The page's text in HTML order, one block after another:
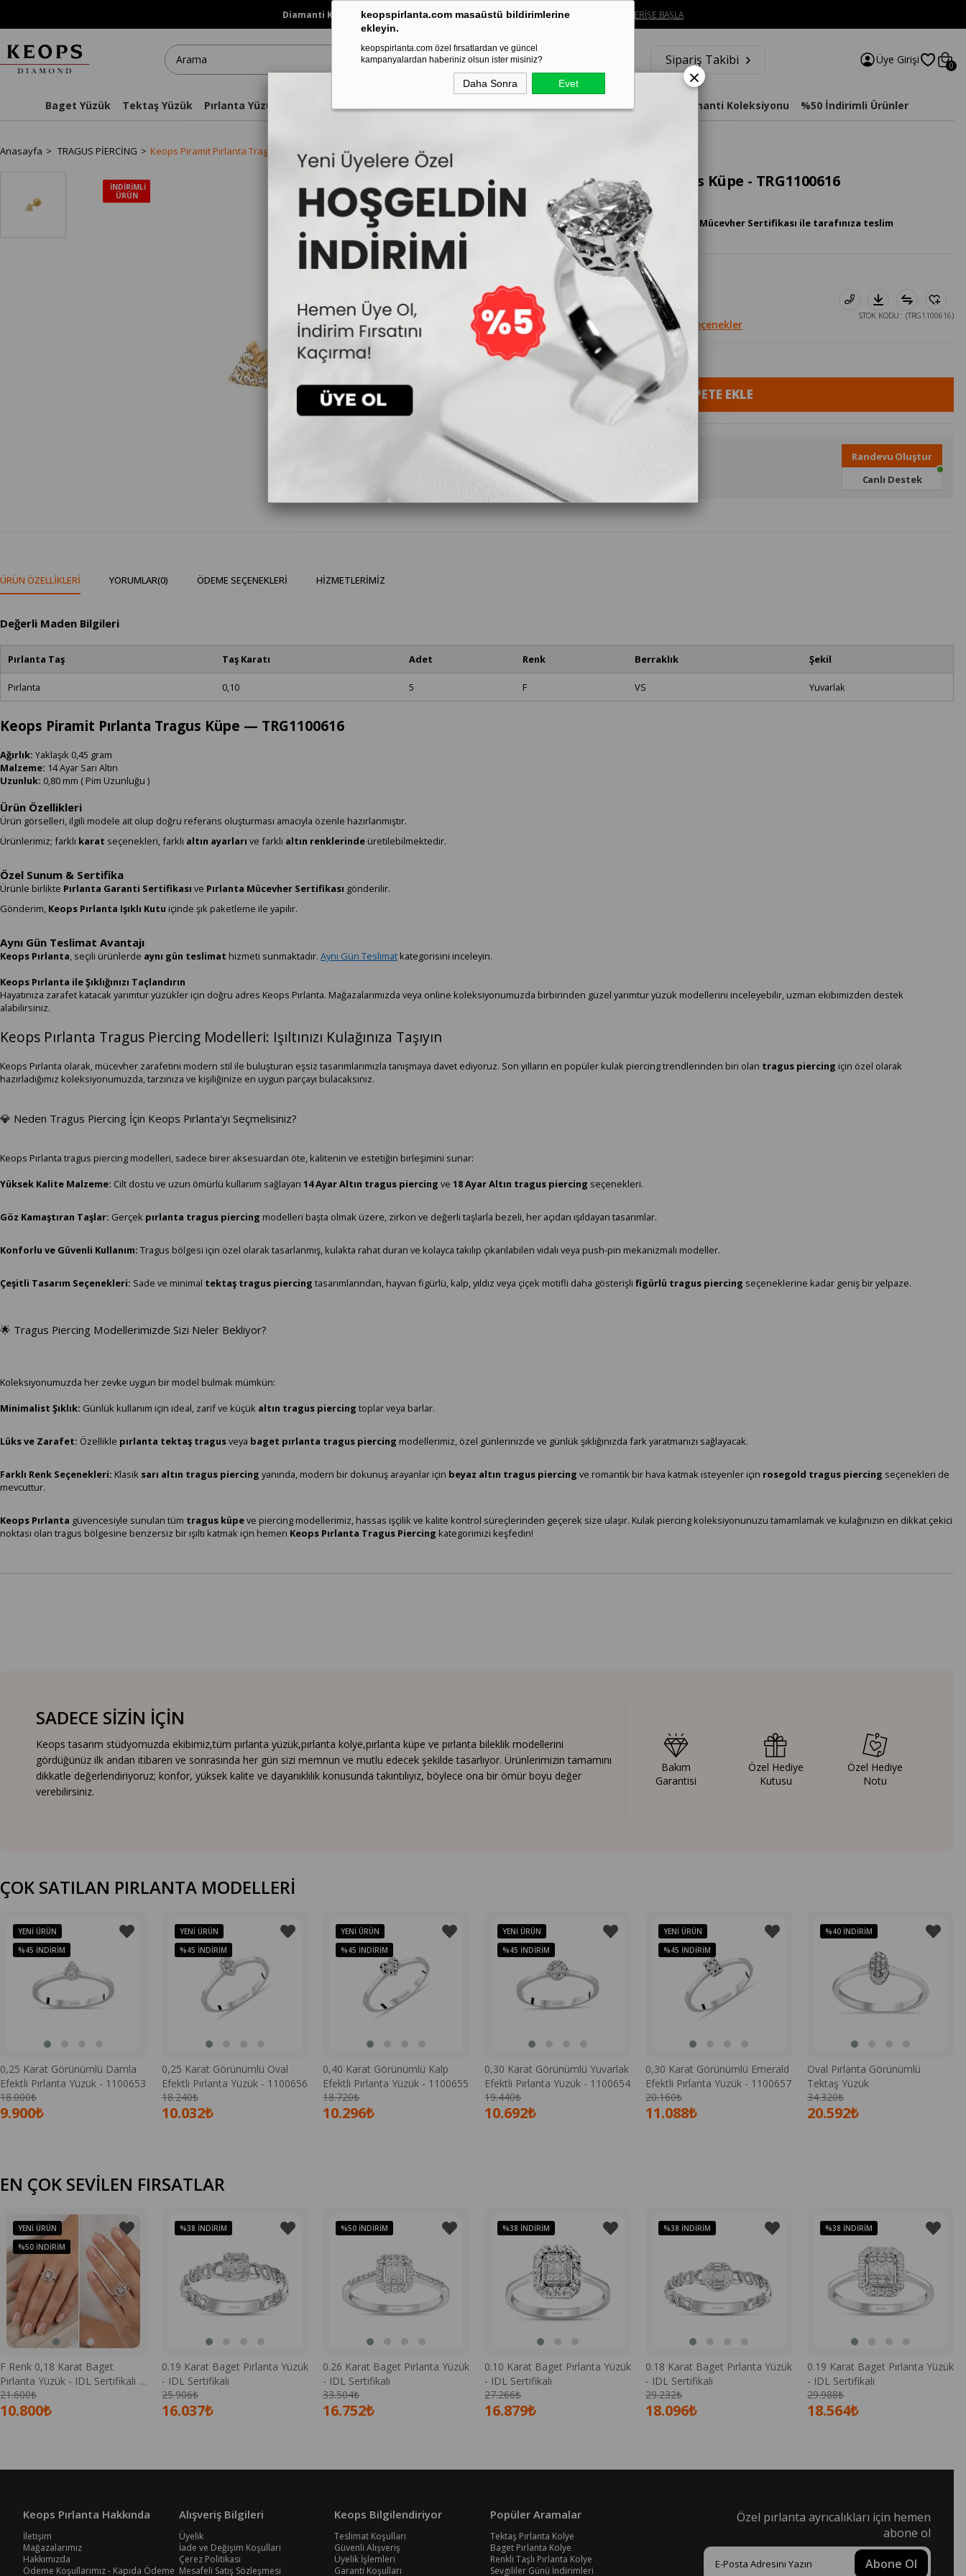
keopspirlanta.com masaüstü bildirimlerine
ekleyin.
keopspirlanta.com özel fırsatlardan ve güncel
kampanyalardan haberiniz olsun ister misiniz?
Daha Sonra Evet
Diamanti Koleksiyonunda %40’a Varan İndirim!Sınırlı süreli bu fırsatı kaçırma. ALIŞVERİŞE BAŞLA
Sipariş Takibi Üye Girişi 0
Baget Yüzük Tektaş Yüzük Pırlanta Yüzükler Aynı Gün Teslimat Diamanti Koleksiyonu %50 İndirimli Ürünler
Anasayfa TRAGUS PİERCİNG Keops Piramit Pırlanta Tragus Küpe - TRG1100616
İNDIRIMLI
ÜRÜN
Keops Piramit Pırlanta Tragus Küpe - TRG1100616
İncelemekte olduğunuz model,Keops Pırlanta Mücevher Sertifikası ile tarafınıza teslim
13.010₺
35
4.337₺ `den başlayan taksitlerle Diğer Seçenekler
(TRG1100616)
STOK KODU
Randevu Oluştur
Canlı Destek
ÜRÜN ÖZELLIKLERI YORUMLAR(0) ÖDEME SEÇENEKLERI HIZMETLERIMIZ
Değerli Maden Bilgileri
Pırlanta Taş Taş Karatı Adet Renk Berraklık Şekil
Pırlanta 0,10 5 F VS Yuvarlak
Keops Piramit Pırlanta Tragus Küpe — TRG1100616
Ağırlık: Yaklaşık 0,45 gram
Malzeme: 14 Ayar Sarı Altın
Uzunluk: 0,80 mm ( Pim Uzunluğu )
Ürün Özellikleri
Ürün görselleri, ilgili modele ait olup doğru referans oluşturması amacıyla özenle hazırlanmıştır.
Ürünlerimiz; farklı karat seçenekleri, farklı altın ayarları ve farklı altın renklerinde üretilebilmektedir.
Özel Sunum & Sertifika
Ürünle birlikte Pırlanta Garanti Sertifikası ve Pırlanta Mücevher Sertifikası gönderilir.
Gönderim, Keops Pırlanta Işıklı Kutu içinde şık paketleme ile yapılır.
Aynı Gün Teslimat Avantajı
Keops Pırlanta , seçili ürünlerde aynı gün teslimat hizmeti sunmaktadır. Aynı Gün Teslimat kategorisini inceleyin.
Keops Pırlanta ile Şıklığınızı Taçlandırın
Hayatınıza zarafet katacak yarımtur yüzükler için doğru adres Keops Pırlanta. Mağazalarımızda veya online koleksiyonumuzda birbirinden güzel yarımtur yüzük modellerini inceleyebilir, uzman ekibimizden destek
alabilirsiniz.
Keops Pırlanta Tragus Piercing Modelleri: Işıltınızı Kulağınıza Taşıyın
Keops Pırlanta olarak, mücevher zarafetini modern stil ile buluşturan eşsiz tasarımlarımızla tanışmaya davet ediyoruz. Son yılların en popüler kulak piercing trendlerinden biri olan tragus piercing için özel olarak
hazırladığımız koleksiyonumuzda, tarzınıza ve kişiliğinize en uygun parçayı bulacaksınız.
💎 Neden Tragus Piercing İçin Keops Pırlanta'yı Seçmelisiniz?
Keops Pırlanta tragus piercing modelleri, sadece birer aksesuardan öte, kalitenin ve estetiğin birleşimini sunar:
Yüksek Kalite Malzeme: Cilt dostu ve uzun ömürlü kullanım sağlayan 14 Ayar Altın tragus piercing ve 18 Ayar Altın tragus piercing seçenekleri.
Göz Kamaştıran Taşlar: Gerçek pırlanta tragus piercing modelleri başta olmak üzere, zirkon ve değerli taşlarla bezeli, her açıdan ışıldayan tasarımlar.
Konforlu ve Güvenli Kullanım: Tragus bölgesi için özel olarak tasarlanmış, kulakta rahat duran ve kolayca takılıp çıkarılabilen vidalı veya push-pin mekanizmalı modeller.
Çeşitli Tasarım Seçenekleri: Sade ve minimal tektaş tragus piercing tasarımlarından, hayvan figürlü, kalp, yıldız veya çiçek motifli daha gösterişli figürlü tragus piercing seçeneklerine kadar geniş bir yelpaze.
🌟 Tragus Piercing Modellerimizde Sizi Neler Bekliyor?
Koleksiyonumuzda her zevke uygun bir model bulmak mümkün:
Minimalist Şıklık: Günlük kullanım için ideal, zarif ve küçük altın tragus piercing toplar veya barlar.
Lüks ve Zarafet: Özellikle pırlanta tektaş tragusveya baget pırlanta tragus piercing modellerimiz, özel günlerinizde ve günlük şıklığınızda fark yaratmanızı sağlayacak.
Farklı Renk Seçenekleri: Klasik sarı altın tragus piercing yanında, modern bir dokunuş arayanlar için beyaz altın tragus piercing ve romantik bir hava katmak isteyenler için rosegold tragus piercing seçenekleri de
mevcuttur.
Keops Pırlanta güvencesiyle sunulan tüm tragus küpeve piercing modellerimiz, hassas işçilik ve kalite kontrol süreçlerinden geçerek size ulaşır. Kulak piercing koleksiyonunuzu tamamlamak ve kulağınızın en dikkat çekici
noktası olan tragus bölgesine benzersiz bir ışıltı katmak için hemen Keops Pırlanta Tragus Piercing kategorimizi keşfedin!
SADECE SİZİN İÇİN
Keops tasarım stüdyomuzda ekibimiz,tüm pırlanta yüzük,pırlanta kolye,pırlanta küpe ve pırlanta bileklik modellerini
gördüğünüz ilk andan itibaren ve sonrasında her gün sizi memnun ve mutlu edecek şekilde tasarlıyor. Ürünlerimizin tamamını
dikkatle değerlendiriyoruz; konfor, yüksek kalite ve dayanıklılık konusunda takıntılıyız, böylece ona bir ömür boyu değer
verebilirsiniz.
Bakım
Garantisi
Özel Hediye
Kutusu
Özel Hediye
Notu
ÇOK SATILAN PIRLANTA MODELLERİ
0,25 Karat Görünümlü Damla
Efektli Pırlanta Yüzük - 1100653
9.900₺
18.000₺
YENI ÜRÜN
%45 İNDIRIM
0,25 Karat Görünümlü Oval
Efektli Pırlanta Yüzük - 1100656
10.032₺
18.240₺
YENI ÜRÜN
%45 İNDIRIM
0,40 Karat Görünümlü Kalp
Efektli Pırlanta Yüzük - 1100655
10.296₺
18.720₺
YENI ÜRÜN
%45 İNDIRIM
0,30 Karat Görünümlü Yuvarlak
Efektli Pırlanta Yüzük - 1100654
10.692₺
19.440₺
YENI ÜRÜN
%45 İNDIRIM
0,30 Karat Görünümlü Emerald
Efektli Pırlanta Yüzük - 1100657
11.088₺
20.160₺
YENI ÜRÜN
%45 İNDIRIM
Oval Pırlanta Görünümlü
Tektaş Yüzük
20.592₺
34.320₺
%40 İNDIRIM
EN ÇOK SEVİLEN FIRSATLAR
F Renk 0,18 Karat Baget
Pırlanta Yüzük - IDL Sertifikalı -
1100670
10.800₺
21.600₺
YENI ÜRÜN
%50 İNDIRIM
0.19 Karat Baget Pırlanta Yüzük
- IDL Sertifikalı
16.037₺
25.906₺
%38 İNDIRIM
0.26 Karat Baget Pırlanta Yüzük
- IDL Sertifikalı
16.752₺
33.504₺
%50 İNDIRIM
0.10 Karat Baget Pırlanta Yüzük
- IDL Sertifikalı
16.879₺
27.266₺
%38 İNDIRIM
0.18 Karat Baget Pırlanta Yüzük
- IDL Sertifikalı
18.096₺
29.232₺
%38 İNDIRIM
0.19 Karat Baget Pırlanta Yüzük
- IDL Sertifikalı
18.564₺
29.988₺
%38 İNDIRIM
Keops Pırlanta Hakkında
İletişim
Mağazalarımız
Hakkımızda
Ödeme Koşullarımız - Kapıda Ödeme
Alışveriş Bilgileri
Üyelik
İade ve Değişim Koşulları
Çerez Politikası
Mesafeli Satış Sözleşmesi
Keops Bilgilendiriyor
Teslimat Koşulları
Güvenli Alışveriş
Üyelik İşlemleri
Garanti Koşulları
Popüler Aramalar
Tektaş Pırlanta Kolye
Baget Pırlanta Kolye
Renkli Taşlı Pırlanta Kolye
Sevgililer Günü İndirimleri
Özel pırlanta ayrıcalıkları için hemen
abone ol
Abone Ol
×